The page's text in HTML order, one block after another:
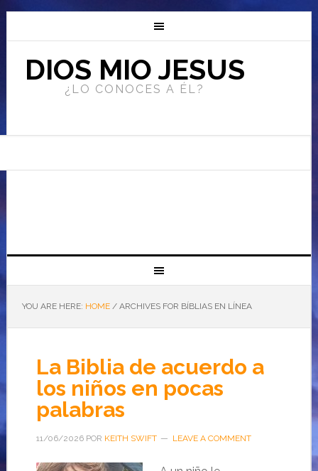
DIOS MIO JESUS
¿LO CONOCES A ÉL?
YOU ARE HERE: HOME /ARCHIVES FOR BÍBLIAS EN LÍNEA
La Biblia de acuerdo a
los niños en pocas
palabras
11/06/2026POR KEITH SWIFT LEAVE A COMMENT